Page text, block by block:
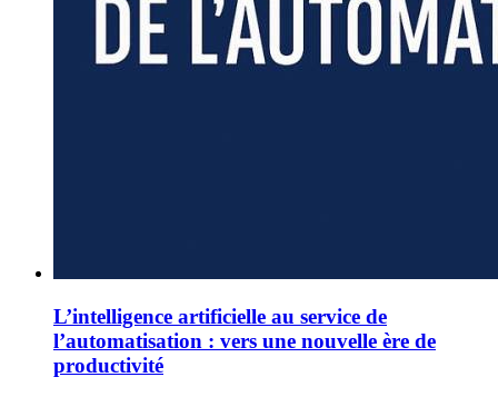
L’intelligence artificielle au service de
l’automatisation : vers une nouvelle ère de
productivité